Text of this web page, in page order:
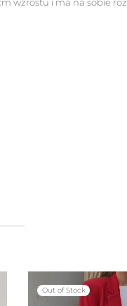
wzrostu i ma na sobie
Out of Stock